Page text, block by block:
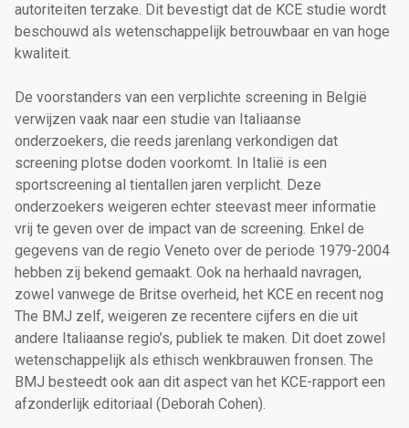
autoriteiten terzake. Dit bevestigt dat de KCE studie wordt
beschouwd als wetenschappelijk betrouwbaar en van hoge
kwaliteit.
De voorstanders van een verplichte screening in België
verwijzen vaak naar een studie van Italiaanse
onderzoekers, die reeds jarenlang verkondigen dat
screening plotse doden voorkomt. In Italië is een
sportscreening al tientallen jaren verplicht. Deze
onderzoekers weigeren echter steevast meer informatie
vrij te geven over de impact van de screening. Enkel de
gegevens van de regio Veneto over de periode 1979-2004
hebben zij bekend gemaakt. Ook na herhaald navragen,
zowel vanwege de Britse overheid, het KCE en recent nog
The BMJ zelf, weigeren ze recentere cijfers en die uit
andere Italiaanse regio’s, publiek te maken. Dit doet zowel
wetenschappelijk als ethisch wenkbrauwen fronsen. The
BMJ besteedt ook aan dit aspect van het KCE-rapport een
afzonderlijk editoriaal (Deborah Cohen).